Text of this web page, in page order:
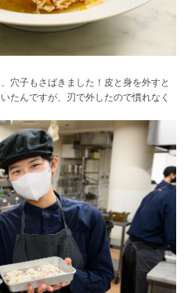
穴子もさばきました！皮と身を外すと
たんですが、刃で外したので慣れなく